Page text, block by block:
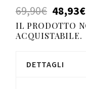
69,90€ 48,93€
IL PRODOTTO
ACQUISTABILE.
DETTAGLI